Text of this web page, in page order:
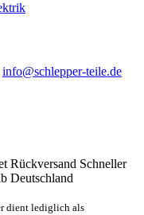
info@schlepper-teile.de
Rückversand Schneller
Deutschland
dient lediglich als